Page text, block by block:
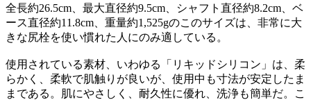
全長約26.5cm、最大直径約9.5cm、シャフト直径約8.2cm、ベ
ース直径約11.8cm、重量約1,525gのこのサイズは、非常に大
きな尻栓を使い慣れた人にのみ適している。
使用されている素材、いわゆる「リキッドシリコン」は、柔
らかく、柔軟で肌触りが良いが、使用中も寸法が安定したま
まである。肌にやさしく、耐久性に優れ、洗浄も簡単だ。こ